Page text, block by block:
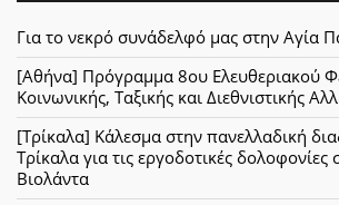
Για το νεκρό συνάδελφό μας στην Αγία
[Αθήνα] Πρόγραμμα 8ου Ελευθεριακού
Κοινωνικής, Ταξικής και Διεθνιστικής
[Τρίκαλα] Κάλεσμα στην πανελλαδική
Τρίκαλα για τις εργοδοτικές δολοφονίες
Βιολάντα